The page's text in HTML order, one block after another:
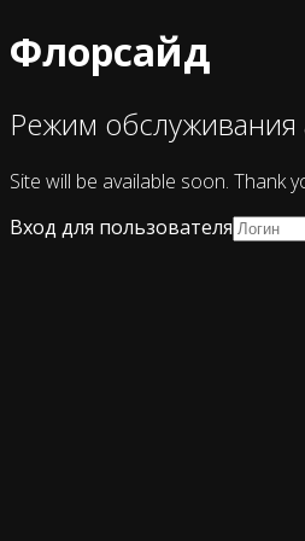
Флорсайд
Режим обслуживания
Site will be available soon. Thank
Вход для пользователя